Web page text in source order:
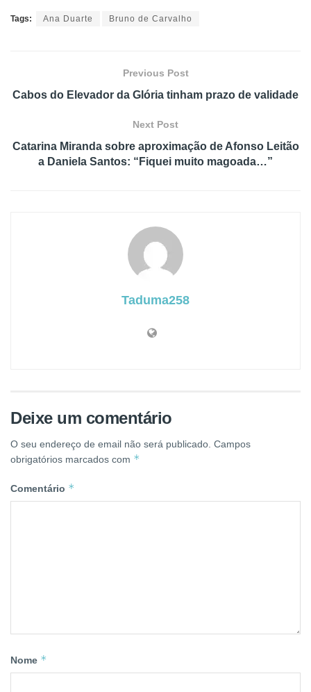
Tags: Ana Duarte Bruno de Carvalho
Previous Post
Cabos do Elevador da Glória tinham prazo de validade
Next Post
Catarina Miranda sobre aproximação de Afonso Leitão
a Daniela Santos: “Fiquei muito magoada…”
Taduma258
Deixe um comentário
O seu endereço de email não será publicado. Campos
obrigatórios marcados com *
Comentário *
Nome *